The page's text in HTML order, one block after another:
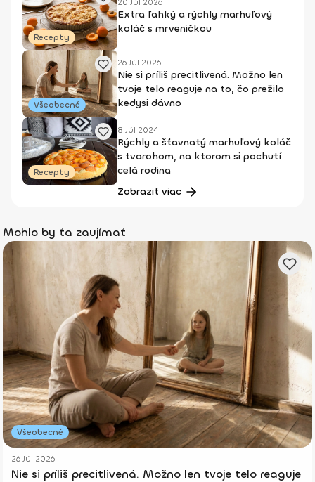
Recepty
20 Júl 2026
Extra ľahký a rýchly marhuľový
koláč s mrveničkou
Všeobecné
26 Júl 2026
Nie si príliš precitlivená. Možno len
tvoje telo reaguje na to, čo prežilo
kedysi dávno
Recepty
8 Júl 2024
Rýchly a šťavnatý marhuľový koláč
s tvarohom, na ktorom si pochutí
celá rodina
Zobraziť viac
Mohlo by ťa zaujímať
Všeobecné
26 Júl 2026
Nie si príliš precitlivená. Možno len tvoje telo reaguje